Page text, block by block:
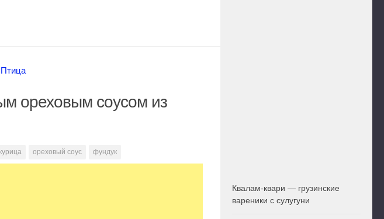
ореховым соусом из
курица ореховый соус фундук
Квалам-квари — грузинские
вареники с сулугуни